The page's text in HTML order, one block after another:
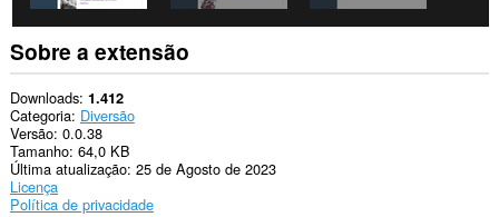
Sobre a extensão
Downloads 1.412
Categoria Diversão
Versão 0.0.38
Tamanho 64,0 KB
Última atualização 25 de Agosto de 2023
Licença
Política de privacidade